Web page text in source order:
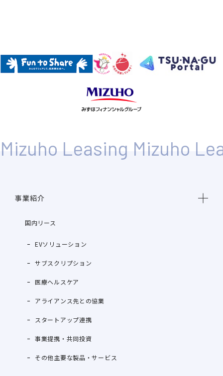
事業紹介
国内リース
EVソリューション
サブスクリプション
医療ヘルスケア
アライアンス先との協業
スタートアップ連携
事業提携・共同投資
その他主要な製品・サービス